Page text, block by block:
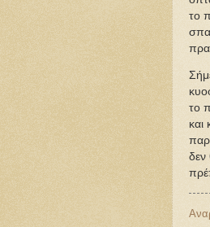
το
το
και
δεν